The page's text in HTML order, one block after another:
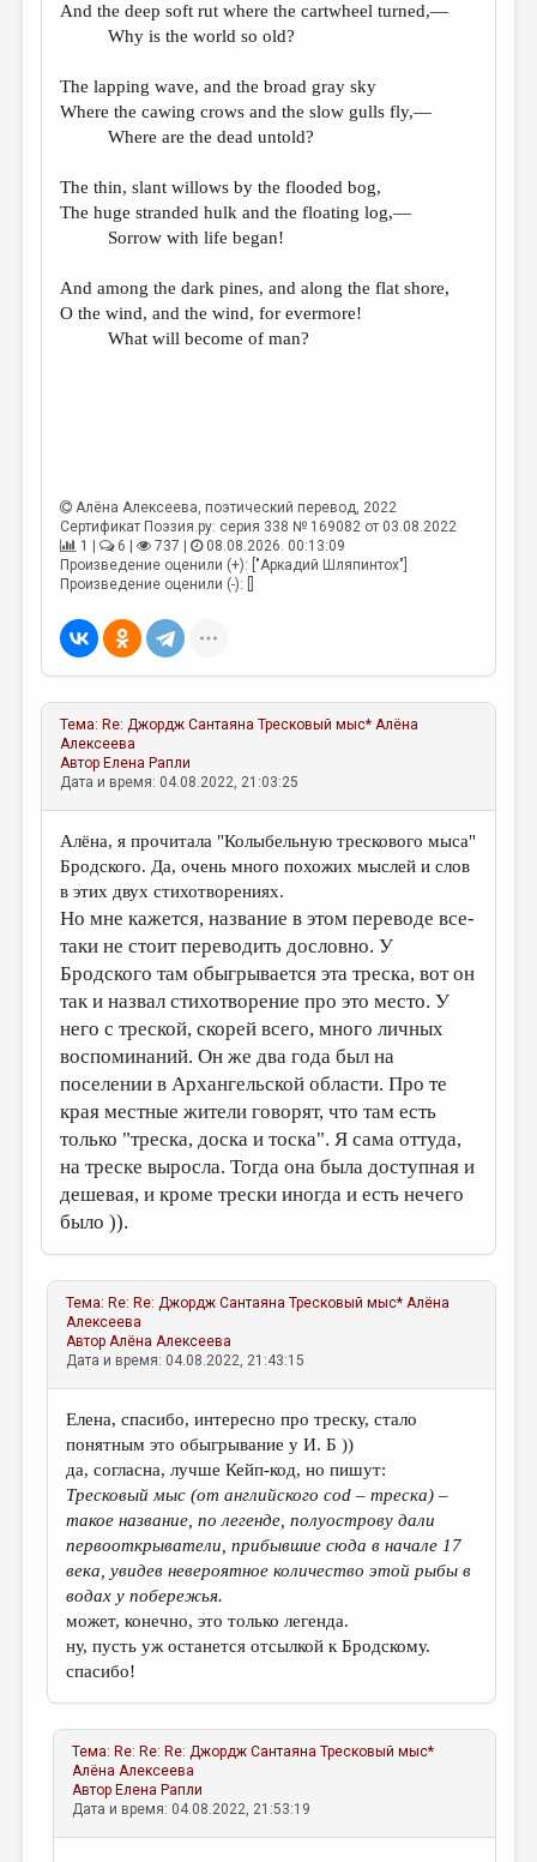
ТРЕДИАКОВСКИЙ
ВКОНТАКТЕ
And the deep soft rut where the cartwheel turned,—
Why is the world so old?
The lapping wave, and the broad gray sky
Where the cawing crows and the slow gulls fly,—
Where are the dead untold?
The thin, slant willows by the flooded bog,
The huge stranded hulk and the floating log,—
Sorrow with life began!
And among the dark pines, and along the flat shore,
O the wind, and the wind, for evermore!
What will become of man?
Алёна Алексеева, поэтический перевод, 2022
Сертификат Поэзия.ру: серия 338 № 169082 от 03.08.2022
1 |
6 | 737 |
08.08.2026. 00:13:09
Произведение оценили (+): ["Аркадий Шляпинтох"]
Произведение оценили (-): []
Тема: Re: Джордж Сантаяна Тресковый мыс* Алёна
Алексеева
Автор Елена Рапли
Дата и время: 04.08.2022, 21:03:25
Алёна, я прочитала "Колыбельную трескового мыса"
Бродского. Да, очень много похожих мыслей и слов
в этих двух стихотворениях.
Но мне кажется, название в этом переводе все-
таки не стоит переводить дословно. У
Бродского там обыгрывается эта треска, вот он
так и назвал стихотворение про это место. У
него с треской, скорей всего, много личных
воспоминаний. Он же два года был на
поселении в Архангельской области. Про те
края местные жители говорят, что там есть
только "треска, доска и тоска". Я сама оттуда,
на треске выросла. Тогда она была доступная и
дешевая, и кроме трески иногда и есть нечего
было )).
Тема: Re: Re: Джордж Сантаяна Тресковый мыс* Алёна
Алексеева
АвторАлёна Алексеева
Дата и время: 04.08.2022, 21:43:15
Елена, спасибо, интересно про треску, стало
понятным это обыгрывание у И. Б ))
да, согласна, лучше Кейп-код, но пишут:
Тресковый мыс (от английского cod – треска) –
такое название, по легенде, полуострову дали
первооткрыватели, прибывшие сюда в начале 17
века, увидев невероятное количество этой рыбы в
водах у побережья.
может, конечно, это только легенда.
ну, пусть уж останется отсылкой к Бродскому.
спасибо!
Тема: Re: Re: Re: Джордж Сантаяна Тресковый мыс*
Алёна Алексеева
Автор Елена Рапли
Дата и время: 04.08.2022, 21:53:19